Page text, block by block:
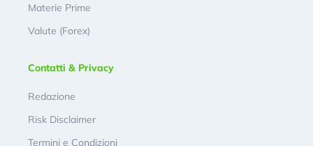
Materie Prime
Valute (Forex)
Contatti & Privacy
Redazione
Risk Disclaimer
Termini e Condizioni